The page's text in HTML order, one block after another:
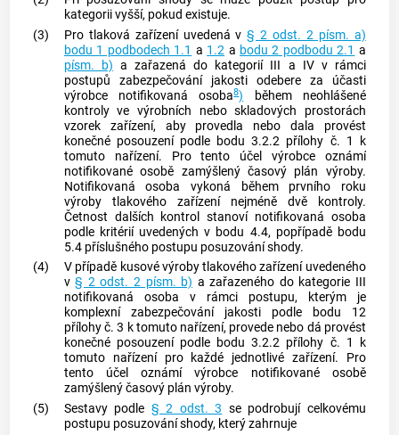
kategorii vyšší, pokud existuje.
(3)
Pro tlaková zařízení uvedená v§ 2 odst. 2 písm. a)
bodu 1 podbodech 1.1 a 1.2 a bodu 2 podbodu 2.1 a
písm. b) a zařazená do kategorií III a IV v rámci
postupů zabezpečování jakosti odebere za účasti
výrobce
notifikovaná osoba8) během neohlášené
kontroly ve výrobních nebo skladových prostorách
vzorek zařízení, aby provedla nebo dala provést
konečné posouzení podle bodu 3.2.2 přílohy č. 1 k
tomuto nařízení. Pro tento účel výrobceoznámí
notifikované osobě zamýšlený časový plán výroby.
Notifikovaná osoba vykoná během prvního roku
výroby tlakového zařízení nejméně dvě kontroly.
Četnost dalších kontrol stanoví notifikovaná osoba
podle kritérií uvedených v bodu 4.4, popřípadě bodu
5.4 příslušného postupu posuzování shody.
(4)
V případě kusové výroby tlakového zařízení uvedeného
v§ 2 odst. 2 písm. b) a zařazeného do kategorie III
notifikovaná osoba v rámci postupu, kterým je
komplexní zabezpečování jakosti podle bodu 12
přílohy č. 3 k tomuto nařízení, provede nebo dá provést
konečné posouzení podle bodu 3.2.2 přílohy č. 1 k
tomuto nařízení pro každé jednotlivé zařízení. Pro
tento účel oznámívýrobce
notifikované osobě
zamýšlený časový plán výroby.
(5)
Sestavy podle § 2 odst. 3 se podrobují celkovému
postupu posuzování shody, který zahrnuje